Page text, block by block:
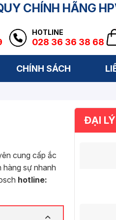
CHÍNH HÃNG
HOTLINE
028 36 36 38 68
CHÍNH SÁCH
cung cấp ắc
hàng sự nhanh
hotline:
ĐẠI